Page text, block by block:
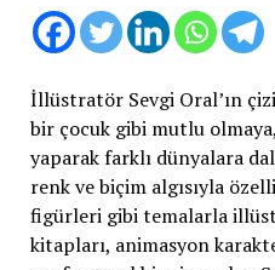
İllüstratör Sevgi Oral’ın
bir çocuk gibi mutlu
yaparak farklı dünyalara
renk ve biçim algısıyla
figürleri gibi temalarla
kitapları, animasyon